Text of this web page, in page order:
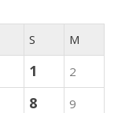
S M
1 2
8
9